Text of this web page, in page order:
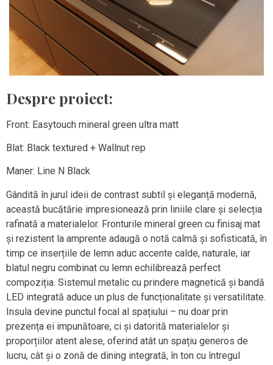
Despre proiect:
Front: Easytouch mineral green ultra matt
Blat: Black textured + Wallnut rep
Maner: Line N Black
Gândită în jurul ideii de contrast subtil și eleganță modernă,
această bucătărie impresionează prin liniile clare și selecția
rafinată a materialelor. Fronturile mineral green cu finisaj mat
și rezistent la amprente adaugă o notă calmă și sofisticată, în
timp ce inserțiile de lemn aduc accente calde, naturale, iar
blatul negru combinat cu lemn echilibrează perfect
compoziția. Sistemul metalic cu prindere magnetică și bandă
LED integrată aduce un plus de funcționalitate și versatilitate.
Insula devine punctul focal al spațiului – nu doar prin
prezența ei impunătoare, ci și datorită materialelor și
proporțiilor atent alese, oferind atât un spațiu generos de
lucru, cât și o zonă de dining integrată, în ton cu întregul